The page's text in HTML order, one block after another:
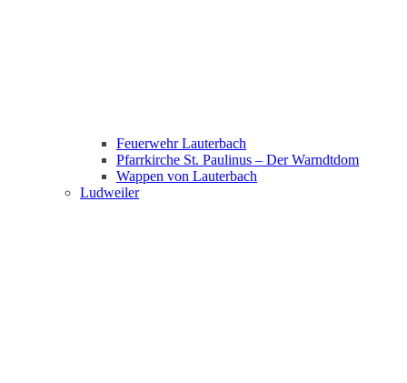
Feuerwehr Lauterbach
Pfarrkirche St. Paulinus – Der Warndtdom
Wappen von Lauterbach
Ludweiler